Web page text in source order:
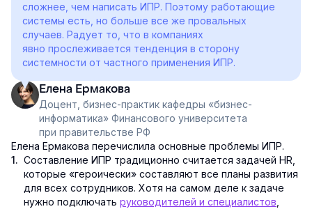
сложнее, чем написать ИПР. Поэтому работающие
системы есть, но больше все же провальных
случаев. Радует то, что в компаниях
явно прослеживается тенденция в сторону
системности от частного применения ИПР.
Елена Ермакова
Доцент, бизнес-практик кафедры «бизнес-
информатика» Финансового университета
при правительстве РФ
Елена Ермакова перечислила основные проблемы ИПР.
Составление ИПР традиционно считается задачей HR,
которые «героически» составляют все планы развития
для всех сотрудников. Хотя на самом деле к задаче
нужно подключать руководителей и специалистов